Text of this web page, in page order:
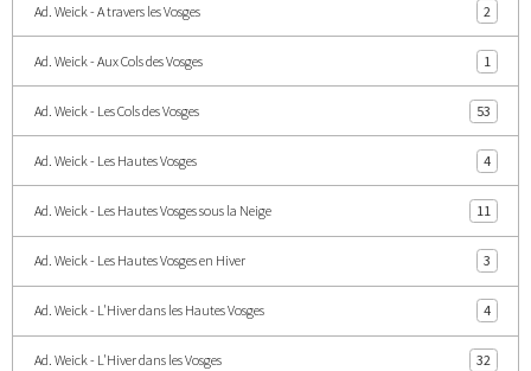
Ad. Weick - A travers les Vosges 2
Ad. Weick - Aux Cols des Vosges 1
Ad. Weick - Les Cols des Vosges 53
Ad. Weick - Les Hautes Vosges 4
Ad. Weick - Les Hautes Vosges sous la Neige 11
Ad. Weick - Les Hautes Vosges en Hiver 3
Ad. Weick - L'Hiver dans les Hautes Vosges 4
Ad. Weick - L'Hiver dans les Vosges 32